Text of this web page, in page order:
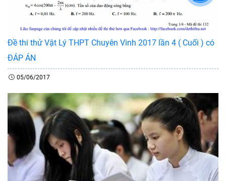
Đề thi thử Vật Lý THPT Chuyên Vinh 2017 lần 4 ( Cuối ) có
ĐÁP ÁN
05/06/2017